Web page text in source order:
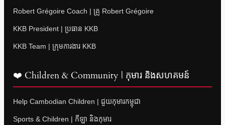
Robert Grégoire Coach | គ្រូ Robert Grégoire
KKB President | ប្រធាន KKB
KKB Team | ក្រុមការងារ KKB
❤️ Children & Community | កុមារ និងសហគមន៍
Help Cambodian Children | ជួយកុមារកម្ពុជា
Sports & Children | កីឡា និងកុមារ